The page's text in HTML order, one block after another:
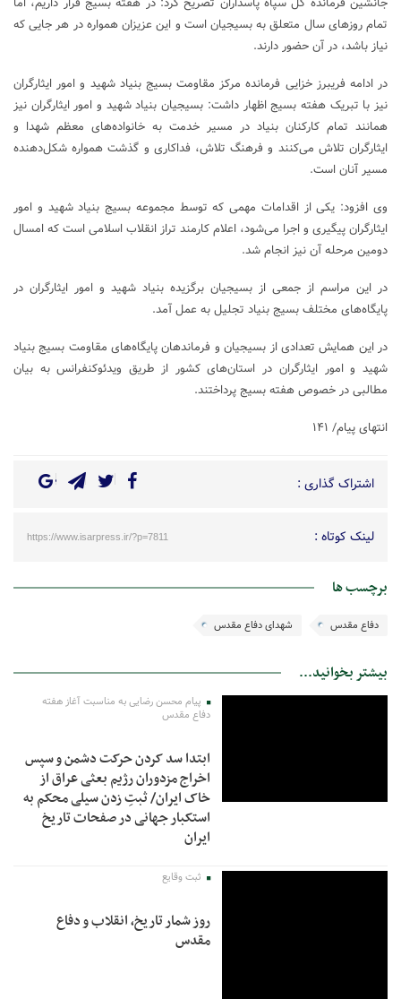
تمام روز‌های سال متعلق به بسیجیان است و این عزیزان همواره در هر جایی که
نیاز باشد، در آن حضور دارند.
در ادامه فریبرز خزایی فرمانده مرکز مقاومت بسیج بنیاد شهید و امور ایثارگران
نیز با تبریک هفته بسیج اظهار داشت: بسیجیان بنیاد شهید و امور ایثارگران نیز
همانند تمام کارکنان بنیاد در مسیر خدمت به خانواده‌های معظم شهدا و
ایثارگران تلاش می‌کنند و فرهنگ تلاش، فداکاری و گذشت همواره شکل‌دهنده
مسیر آنان است.
وی افزود: یکی از اقدامات مهمی که توسط مجموعه بسیج بنیاد شهید و امور
ایثارگران پیگیری و اجرا می‌شود، اعلام کارمند تراز انقلاب اسلامی است که امسال
دومین مرحله آن نیز انجام شد.
در این مراسم از جمعی از بسیجیان برگزیده بنیاد شهید و امور ایثارگران در
پایگاه‌های مختلف بسیج بنیاد تجلیل به عمل آمد.
در این همایش تعدادی از بسیجیان و فرماندهان پایگاه‌های مقاومت بسیج بنیاد
شهید و امور ایثارگران در استان‌های کشور از طریق ویدئوکنفرانس به بیان
مطالبی در خصوص هفته بسیج پرداختند.
انتهای پیام/ ۱۴۱
اشتراک گذاری :
لینک کوتاه : https://www.isarpress.ir/?p=7811
برچسب ها
دفاع مقدس شهدای دفاع مقدس
بیشتر بخوانید...
پیام محسن رضایی به مناسبت آغاز هفته
دفاع مقدس
ابتدا سد کردن حرکت دشمن و سپس
اخراج مزدوران رژیم بعثی عراق از
خاک ایران/ ثبتِ زدن سیلی محکم به
استکبار جهانی در صفحات تاریخ
ایران
ثبت وقایع
روز شمار تاریخ، انقلاب و دفاع
مقدس